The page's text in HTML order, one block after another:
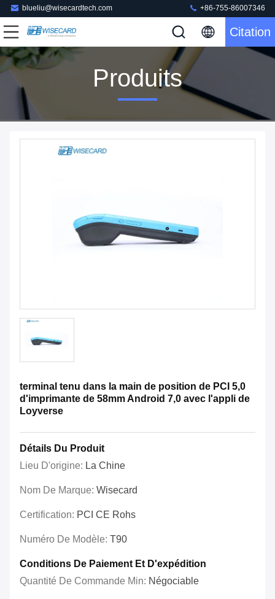
blueliu@wisecardtech.com +86-755-86007346
Citation
Produits
terminal tenu dans la main de position de PCI 5,0
d'imprimante de 58mm Android 7,0 avec l'appli de
Loyverse
Détails Du Produit
Lieu D'origine: La Chine
Nom De Marque: Wisecard
Certification: PCI CE Rohs
Numéro De Modèle: T90
Conditions De Paiement Et D'expédition
Quantité De Commande Min: Négociable